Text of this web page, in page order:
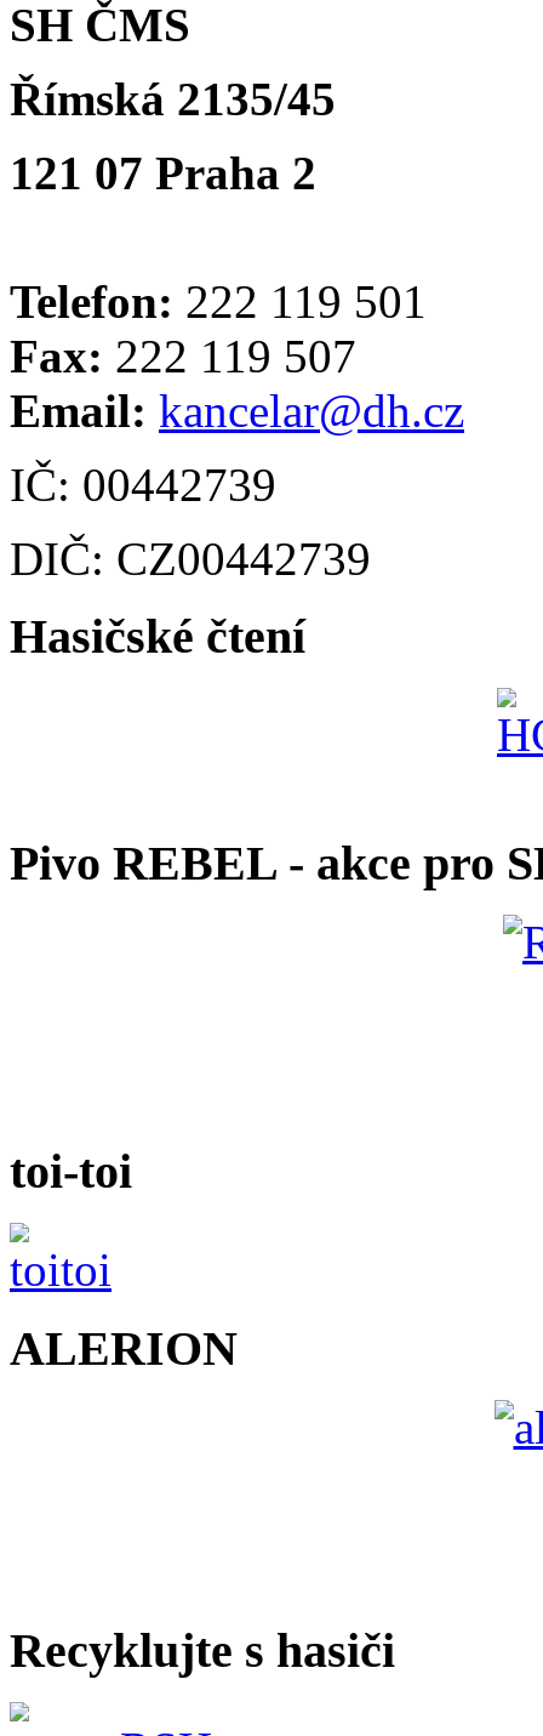
SH ČMS
Římská 2135/45
121 07 Praha 2
Telefon: 222 119 501
Fax: 222 119 507
Email: kancelar@dh.cz
IČ: 00442739
DIČ: CZ00442739
Hasičské čtení
Pivo REBEL - akce pro
toi-toi
ALERION
Recyklujte s hasiči